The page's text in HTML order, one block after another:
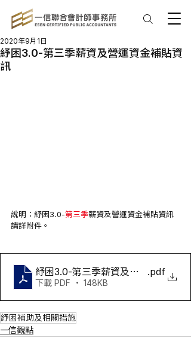
紓困3.0-第三季薪資及營運資金補貼資
訊
2020年9月1日
說明：紓困3.0-第三季薪資及營運資金補貼資訊
請詳附件。
紓困3.0-第三季薪資及營運資金補貼
.pdf
下載 PDF • 148KB
紓困補助及相關措施
一信觀點